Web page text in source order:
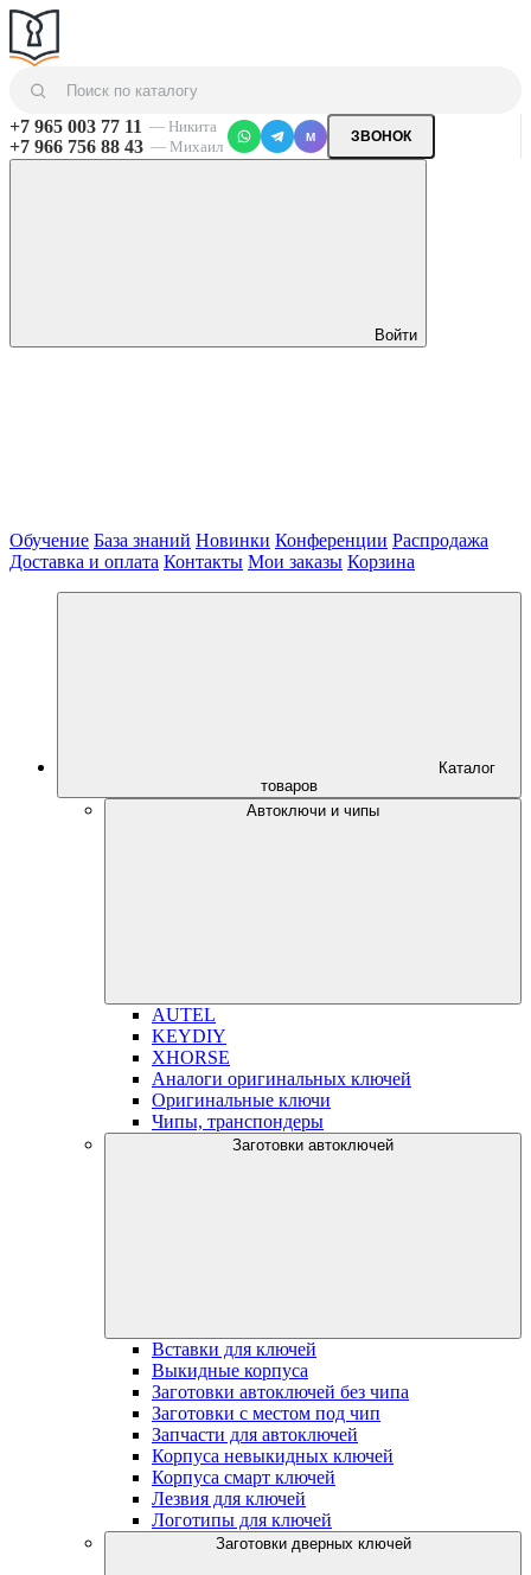
+7 965 003 77 11 — Никита
+7 966 756 88 43 — Михаил
M ЗВОНОК
Войти
Обучение База знаний Новинки Конференции Распродажа
Доставка и оплата Контакты Мои заказы Корзина
Каталог
товаров
Автоключи и чипы
AUTEL
KEYDIY
XHORSE
Аналоги оригинальных ключей
Оригинальные ключи
Чипы, транспондеры
Заготовки автоключей
Вставки для ключей
Выкидные корпуса
Заготовки автоключей без чипа
Заготовки с местом под чип
Запчасти для автоключей
Корпуса невыкидных ключей
Корпуса смарт ключей
Лезвия для ключей
Логотипы для ключей
Заготовки дверных ключей